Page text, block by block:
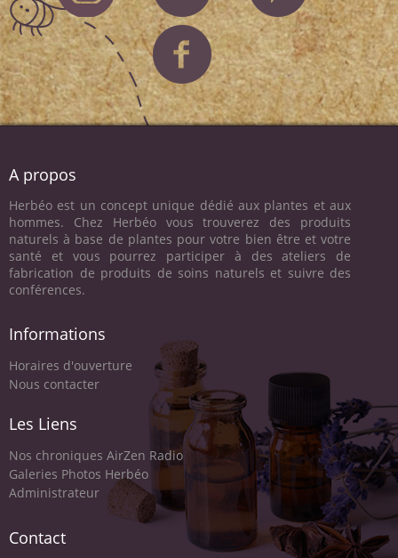
A propos
Herbéo est un concept unique dédié aux plantes et aux
hommes. Chez Herbéo vous trouverez des produits
naturels à base de plantes pour votre bien être et votre
santé et vous pourrez participer à des ateliers de
fabrication de produits de soins naturels et suivre des
conférences.
Informations
Horaires d'ouverture
Nous contacter
Les Liens
Nos chroniques AirZen Radio
Galeries Photos Herbéo
Administrateur
Contact